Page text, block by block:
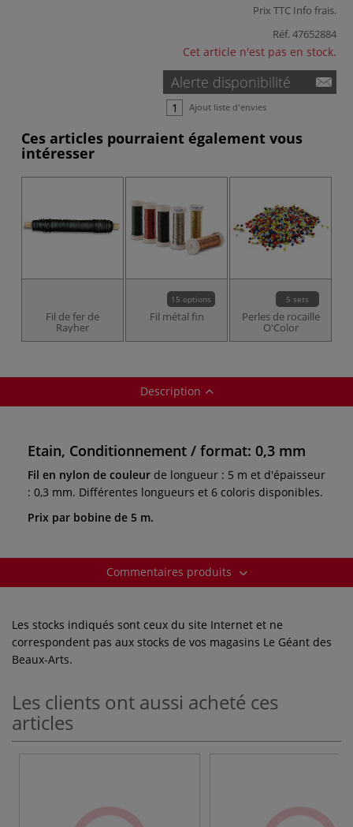
Prix TTC Info frais.
Réf.47652884
Cet article n'est pas en stock.
Alerte disponibilité
Ajout liste d'envies
Ces articles pourraient également vous
intéresser
Fil de fer de
Rayher
15 options
Fil métal fin
5 sets
Perles de rocaille
O'Color
Description
Etain, Conditionnement / format: 0,3 mm
Fil en nylon de couleur de longueur : 5 m et d'épaisseur
: 0,3 mm. Différentes longueurs et 6 coloris disponibles.
Prix par bobine de 5 m.
Commentaires produits
Les stocks indiqués sont ceux du site Internet et ne
correspondent pas aux stocks de vos magasins Le Géant des
Beaux-Arts.
Les clients ont aussi acheté ces
articles